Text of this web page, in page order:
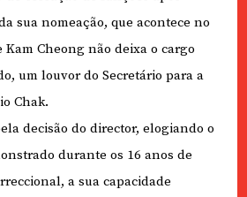
sua nomeação, que acontece no
Cheong não deixa o cargo
um louvor do Secretário para a
Chak.
decisão do director, elogiando o
durante os 16 anos de
a sua capacidade